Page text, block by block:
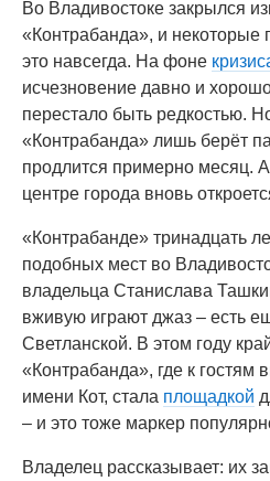
Во Владивостоке закрылся
«Контрабанда», и некоторые
это навсегда. На фоне
исчезновение давно и
перестало быть редкостью.
«Контрабанда» лишь берёт
продлится примерно месяц.
центре города вновь
«Контрабанде» тринадцать
подобных мест во
владельца Станислава
вживую играют джаз – есть
Светланской. В этом году
«Контрабанда», где к гостям
имени Кот, стала площадкой
– и это тоже маркер
Владелец рассказывает: их